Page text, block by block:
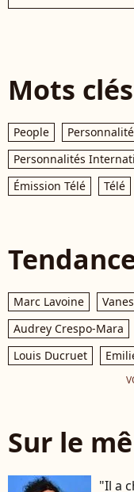
Mots clés
People
Personnalités
Émission Télé
Télé
Marc Lavoine
Audrey Crespo-Mara
Louis Ducruet
Sur le
"Il a